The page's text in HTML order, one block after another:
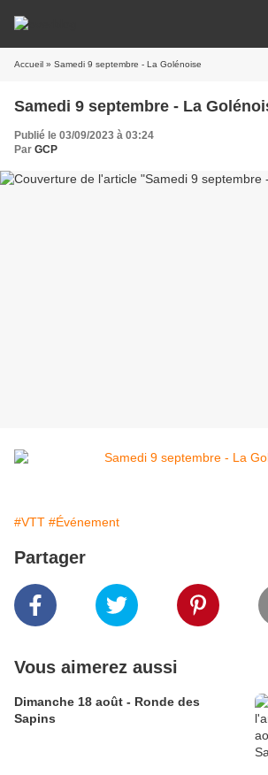
Accueil » Samedi 9 septembre - La Golénoise
Samedi 9 septembre - La
Publié le 03/09/2023 à 03:24
Par GCP
#VTT #Événement
Partager
Vous aimerez aussi
Dimanche 18 août - Ronde des
Sapins